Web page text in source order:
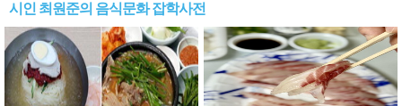
시인 최원준의 음식문화 잡학사전